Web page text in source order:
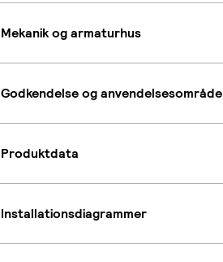
Mekanik og armaturhus
Godkendelse og anvendelsesområde
Produktdata
Installationsdiagrammer